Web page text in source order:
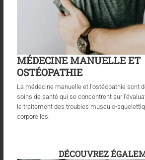
MÉDECINE MANUELLE ET
OSTÉOPATHIE
La médecine manuelle et l'ostéopathie sont
soins de santé qui se concentrent sur
le traitement des troubles musculo-
corporelles.
DÉCOUVREZ